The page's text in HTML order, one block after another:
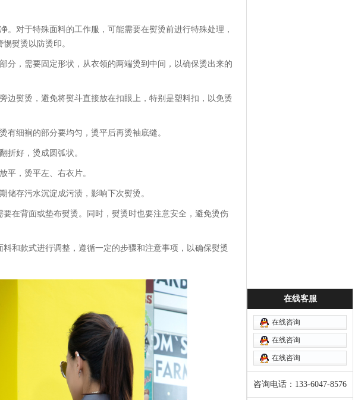
。对于特殊面料的工作服，可能需要在熨烫前进行特殊处理，
熨烫以防烫印。
分，需要固定形状，从衣领的两端烫到中间，以确保烫出来的
边熨烫，避免将熨斗直接放在扣眼上，特别是塑料扣，以免烫
有细裥的部分要均匀，烫平后再烫袖底缝。
折好，烫成圆弧状。
平，烫平左、右衣片。
储存污水沉淀成污渍，影响下次熨烫。
在背面或垫布熨烫。同时，熨烫时也要注意安全，避免烫伤
和款式进行调整，遵循一定的步骤和注意事项，以确保熨烫
在线客服
在线咨询
在线咨询
在线咨询
咨询电话：133-6047-8576